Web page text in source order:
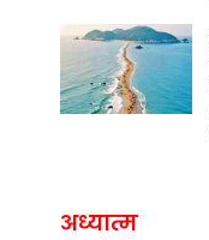
अध्यात्म